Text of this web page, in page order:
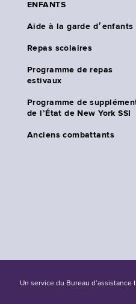
ENFANTS
Aide à la garde d׳enfants
Repas scolaires
Programme de repas
estivaux
Programme de
de l’État de New York SSI
Anciens combattants
Un service du Bureau d’assistance